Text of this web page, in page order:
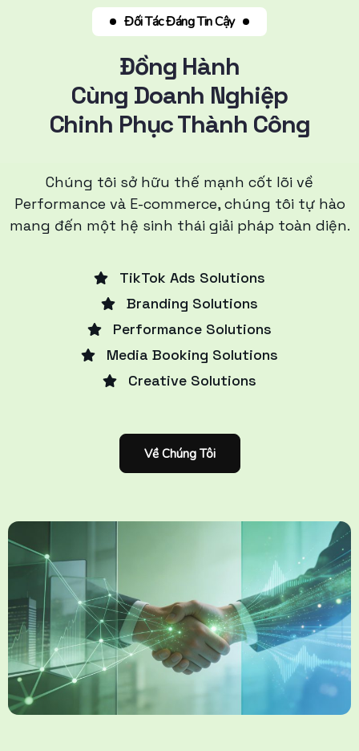
Đối Tác Đáng Tin Cậy
Đồng Hành
Cùng Doanh Nghiệp
Chinh Phục Thành Công
Chúng tôi sở hữu thế mạnh cốt lõi về
Performance và E-commerce, chúng tôi tự hào
mang đến một hệ sinh thái giải pháp toàn diện.
TikTok Ads Solutions
Branding Solutions
Performance Solutions
Media Booking Solutions
Creative Solutions
Về Chúng Tôi